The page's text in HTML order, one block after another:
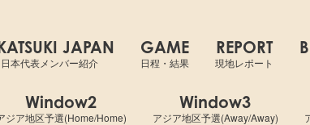
トボールワールドカップ2027 アジア地区予選
JAPAN
日本代表メンバー紹介
GAME
日程・結果
REPORT
現地レポート
Window2
ジア地区予選(Home/Home)
Window3
アジア地区予選(Away/Away)